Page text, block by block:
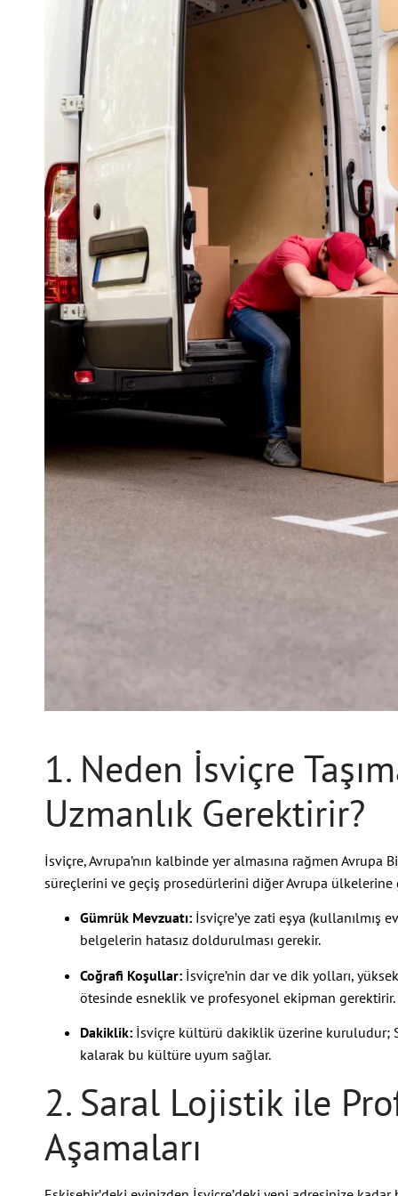
1. Neden İsviçre
Uzmanlık Gerektirir?
İsviçre, Avrupa’nın kalbinde yer almasına rağmen
süreçlerini ve geçiş prosedürlerini diğer Avrupa
Gümrük Mevzuatı: İsviçre’ye zati eşya (kullanılmış
belgelerin hatasız doldurulması gerekir.
Coğrafi Koşullar: İsviçre’nin dar ve dik yolları,
ötesinde esneklik ve profesyonel ekipman gerektirir.
Dakiklik: İsviçre kültürü dakiklik üzerine kuruludur;
kalarak bu kültüre uyum sağlar.
2. Saral Lojistik ile
Aşamaları